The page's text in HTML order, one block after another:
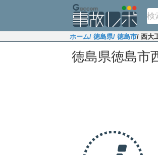
ホーム/ 徳島県/ 徳島市/ 西大
徳島県徳島市